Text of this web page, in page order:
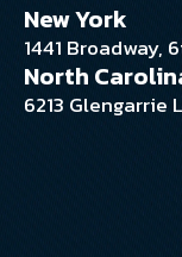
New York
1441 Broadway,
North
6213 Glengarrie